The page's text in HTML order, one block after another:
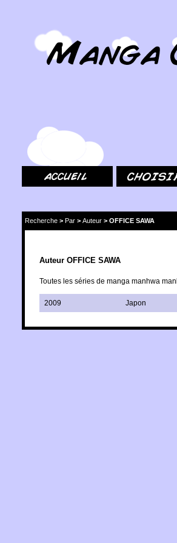
Recherche > Par > Auteur > OFFICE SAWA
Auteur OFFICE SAWA
Toutes les séries de manga manhwa
2009 Japon